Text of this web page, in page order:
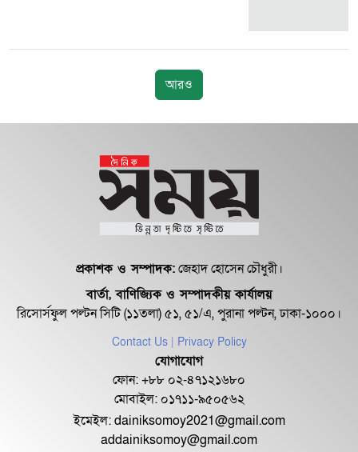
আরও
প্রকাশক ও সম্পাদক:জেহাদ হোসেন চৌধুরী।
বার্তা, বাণিজ্যিক ও সম্পাদকীয় কার্যালয়
রিসোর্সফুল পল্টন সিটি (১১তলা) ৫১, ৫১/এ, পুরানা পল্টন, ঢাকা-১০০০।
Contact Us | Privacy Policy
যোগাযোগ
ফোন: +৮৮ ০২-৪৭১২১৬৮০
মোবাইল: ০১৭১১-৯৫০৫৬২
ইমেইল:dainiksomoy2021@gmail.com
addainiksomoy@gmail.com